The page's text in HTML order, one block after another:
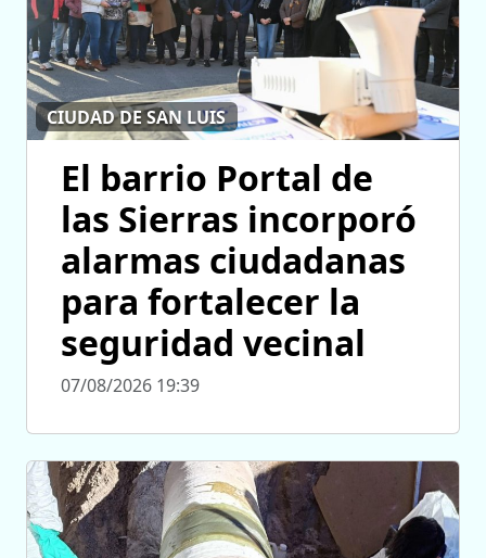
CIUDAD DE SAN LUIS
El barrio Portal de
las Sierras incorporó
alarmas ciudadanas
para fortalecer la
seguridad vecinal
07/08/2026 19:39